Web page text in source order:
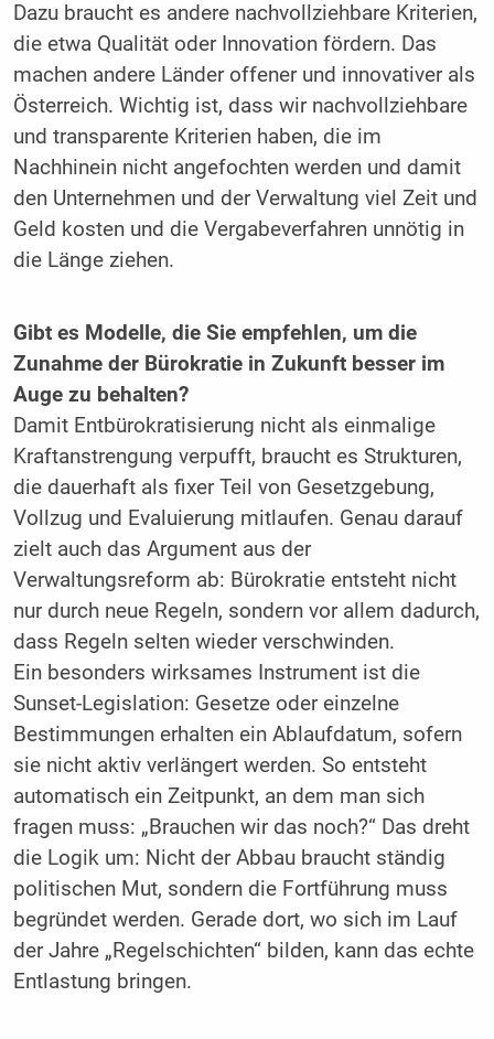
Dazu braucht es andere nachvollziehbare Kriterien,
die etwa Qualität oder Innovation fördern. Das
machen andere Länder offener und innovativer als
Österreich. Wichtig ist, dass wir nachvollziehbare
und transparente Kriterien haben, die im
Nachhinein nicht angefochten werden und damit
den Unternehmen und der Verwaltung viel Zeit und
Geld kosten und die Vergabeverfahren unnötig in
die Länge ziehen.
Gibt es Modelle, die Sie empfehlen, um die
Zunahme der Bürokratie in Zukunft besser im
Auge zu behalten?
Damit Entbürokratisierung nicht als einmalige
Kraftanstrengung verpufft, braucht es Strukturen,
die dauerhaft als fixer Teil von Gesetzgebung,
Vollzug und Evaluierung mitlaufen. Genau darauf
zielt auch das Argument aus der
Verwaltungsreform ab: Bürokratie entsteht nicht
nur durch neue Regeln, sondern vor allem dadurch,
dass Regeln selten wieder verschwinden.
Ein besonders wirksames Instrument ist die
Sunset-Legislation: Gesetze oder einzelne
Bestimmungen erhalten ein Ablaufdatum, sofern
sie nicht aktiv verlängert werden. So entsteht
automatisch ein Zeitpunkt, an dem man sich
fragen muss: „Brauchen wir das noch?“ Das dreht
die Logik um: Nicht der Abbau braucht ständig
politischen Mut, sondern die Fortführung muss
begründet werden. Gerade dort, wo sich im Lauf
der Jahre „Regelschichten“ bilden, kann das echte
Entlastung bringen.